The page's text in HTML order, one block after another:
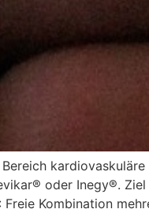
kardiovaskuläre
oder Inegy®.
Kombination